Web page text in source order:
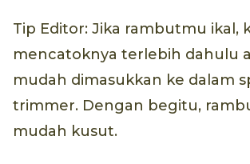
Tip Editor: Jika rambutmu ikal,
mencatoknya terlebih dahulu
mudah dimasukkan ke dalam
trimmer. Dengan begitu,
mudah kusut.